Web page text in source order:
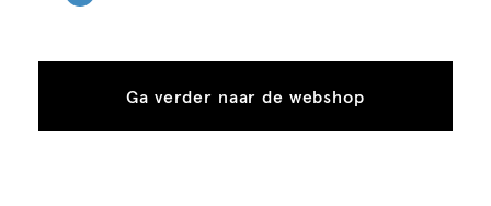
tonen
toestaan
Ga verder naar de webshop